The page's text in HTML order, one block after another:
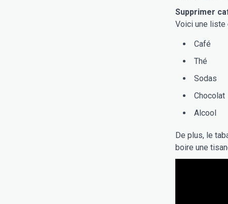
Supprimer
Voici une liste
Café
Thé
Sodas
Chocolat
Alcool
De plus, le
boire une